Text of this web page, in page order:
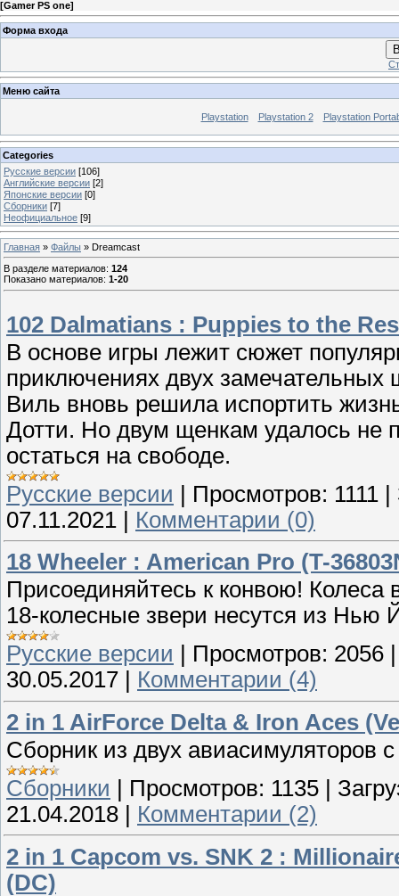
[Gamer PS one]
Форма входа
Меню сайта
Playstation Playstation 2 Playstation
Categories
Русские версии [106]
Английские версии [2]
Японские версии [0]
Сборники [7]
Неофициальное [9]
Главная » Файлы » Dreamcast
В разделе материалов: 124
Показано материалов: 1-20
102 Dalmatians : Puppies to the
В основе игры лежит сюжет
приключениях двух
Виль вновь решила испортить
Дотти. Но двум щенкам удалось не
остаться на свободе.
Русские версии | Просмотров: 1111 |
07.11.2021 | Комментарии (0)
18 Wheeler : American Pro (T-
Присоединяйтесь к конвою!
18-колесные звери несутся из
Русские версии
Просмотров: 2056
30.05.2017
Комментарии (4)
2 in 1 AirForce Delta & Iron Aces
Сборник из двух авиасимуляторов
Сборники
Просмотров: 1135
21.04.2018
Комментарии (2)
2 in 1 Capcom vs. SNK 2 :
(DC)